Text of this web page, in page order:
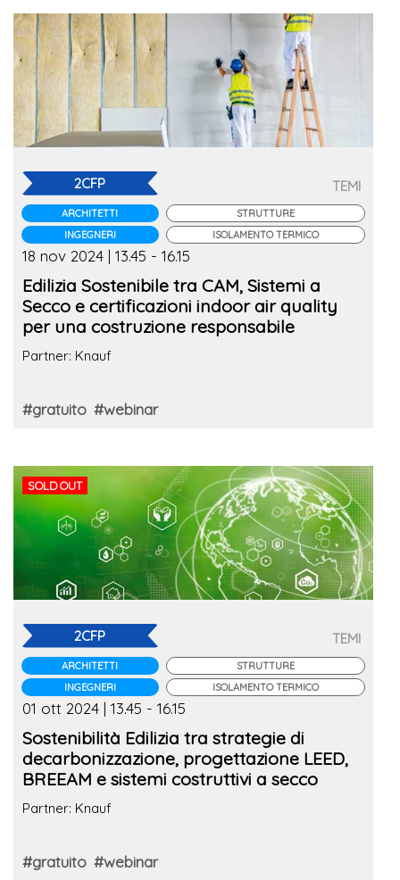
2CFP
ARCHITETTI
INGEGNERI
TEMI
STRUTTURE
ISOLAMENTO TERMICO
18 nov 2024 | 13.45 - 16.15
Edilizia Sostenibile tra CAM, Sistemi a
Secco e certificazioni indoor air quality
per una costruzione responsabile
Partner: Knauf
#gratuito #webinar
SOLD OUT
2CFP
ARCHITETTI
INGEGNERI
TEMI
STRUTTURE
ISOLAMENTO TERMICO
01 ott 2024 | 13.45 - 16.15
Sostenibilità Edilizia tra strategie di
decarbonizzazione, progettazione LEED,
BREEAM e sistemi costruttivi a secco
Partner: Knauf
#gratuito #webinar